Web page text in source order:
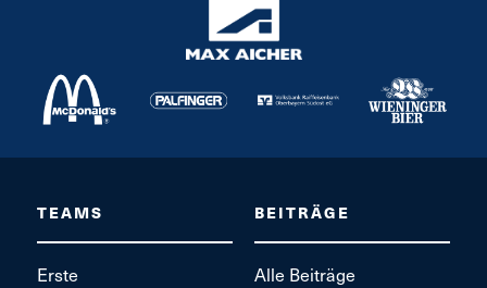
TEAMS
Erste
BEITRÄGE
Alle Beiträge